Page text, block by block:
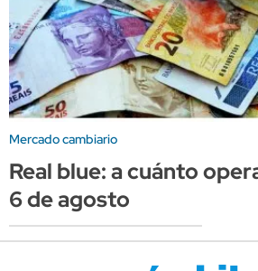
Mercado cambiario
Real blue: a cuánto
6 de agosto